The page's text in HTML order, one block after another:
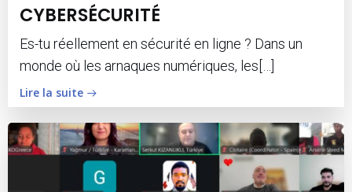
CYBERSÉCURITÉ
Es-tu réellement en sécurité en ligne ? Dans un
monde où les arnaques numériques, les[…]
Lire la suite